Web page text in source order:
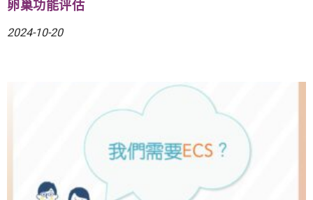
卵巢功能评估
2024-10-20